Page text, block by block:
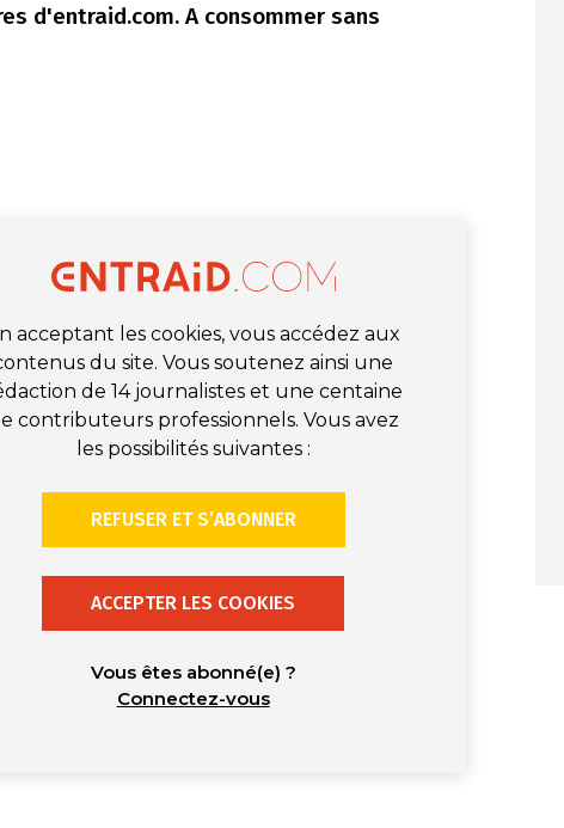
d'entraid.com. A consommer sans
acceptant les cookies, vous accédez aux
du site. Vous soutenez ainsi une
de 14 journalistes et une centaine
contributeurs professionnels. Vous avez
les possibilités suivantes :
REFUSER ET S’ABONNER
ACCEPTER LES COOKIES
Vous êtes abonné(e) ?
Connectez-vous